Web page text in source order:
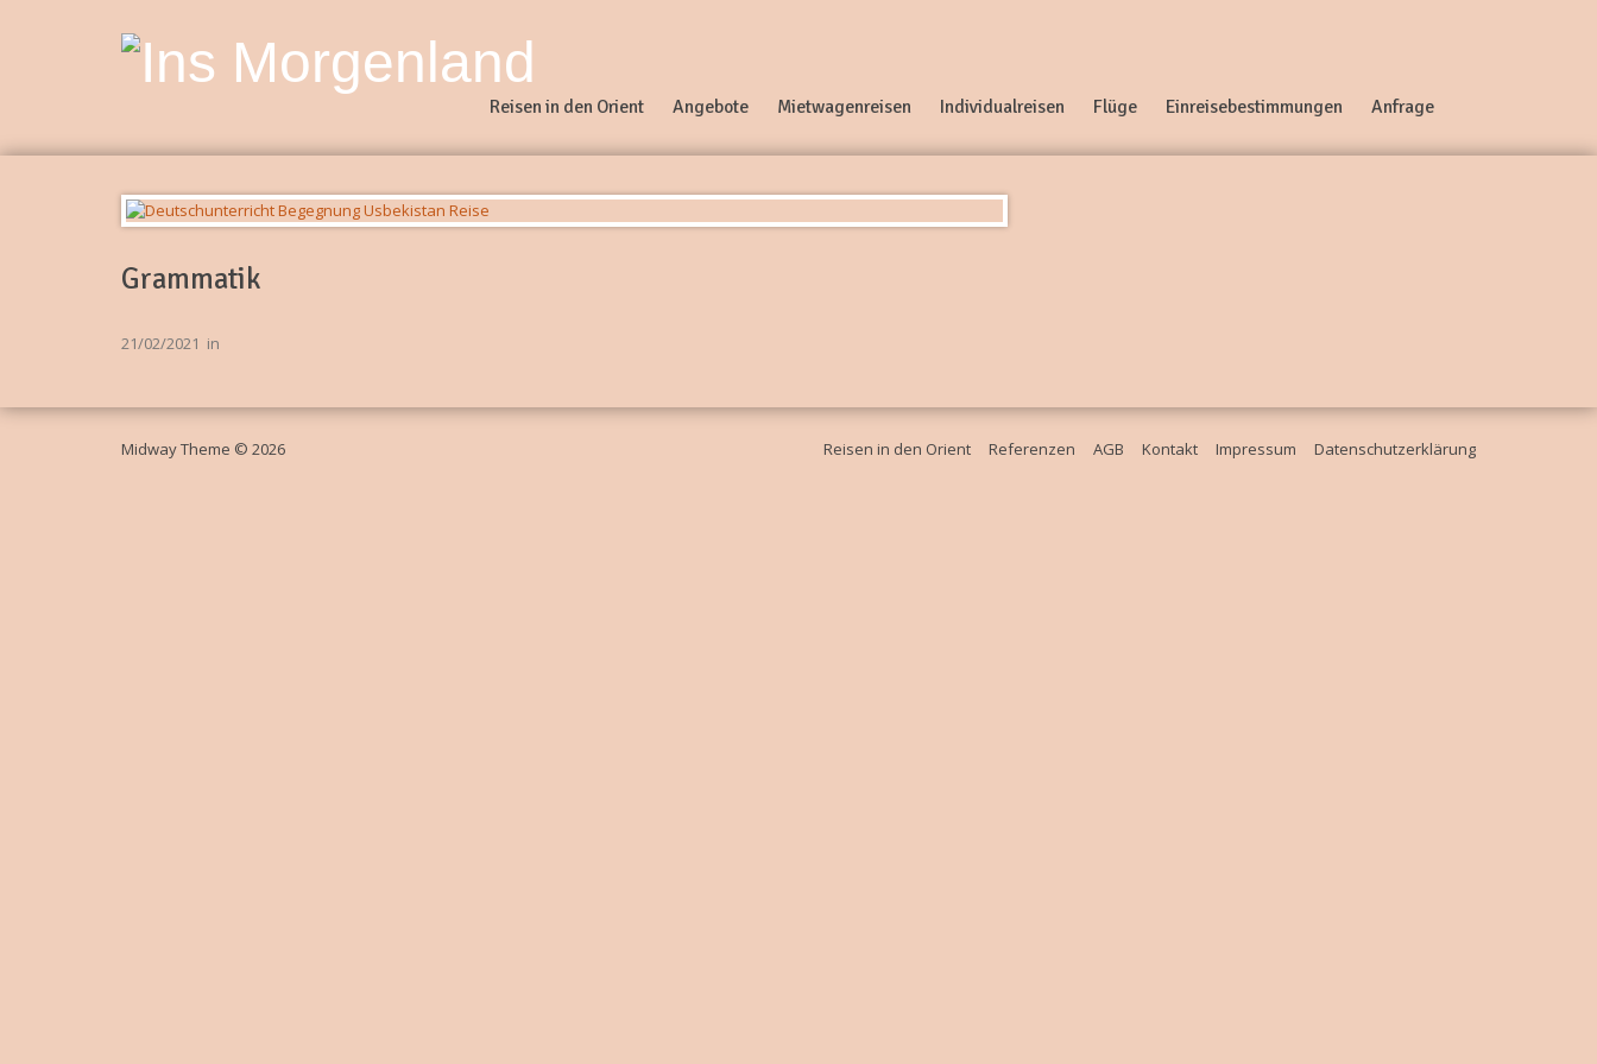
Reisen in den Orient Angebote Mietwagenreisen Individualreisen Flüge Einreisebestimmungen Anfrage
Grammatik
21/02/2021 in
Midway Theme © 2026 Reisen in den Orient Referenzen AGB Kontakt Impressum Datenschutzerklärung